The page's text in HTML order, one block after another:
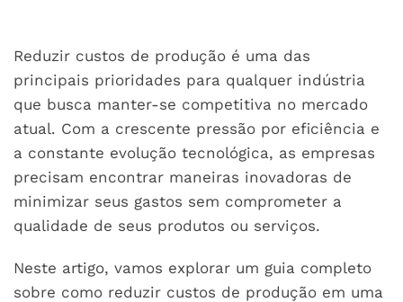
Reduzir custos de produção é uma das
principais prioridades para qualquer indústria
que busca manter-se competitiva no mercado
atual. Com a crescente pressão por eficiência e
a constante evolução tecnológica, as empresas
precisam encontrar maneiras inovadoras de
minimizar seus gastos sem comprometer a
qualidade de seus produtos ou serviços.
Neste artigo, vamos explorar um guia completo
sobre como reduzir custos de produção em uma